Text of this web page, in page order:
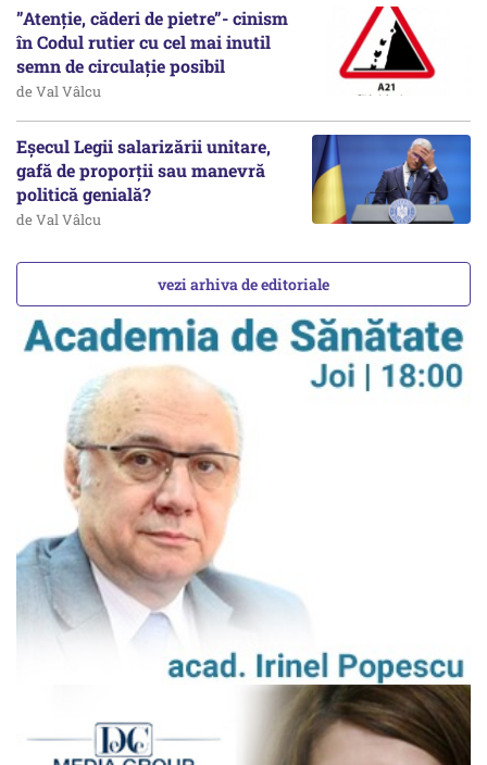
”Atenție, căderi de pietre”- cinism
în Codul rutier cu cel mai inutil
semn de circulație posibil
de Val Vâlcu
Eșecul Legii salarizării unitare,
gafă de proporții sau manevră
politică genială?
de Val Vâlcu
vezi arhiva de editoriale